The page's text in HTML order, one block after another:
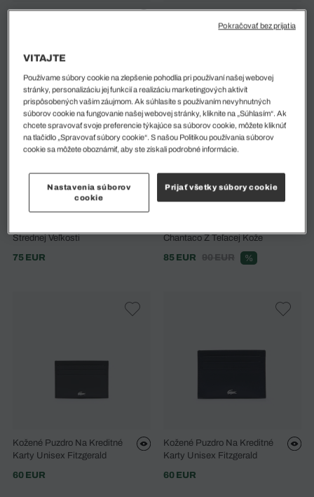
Strednej Veľkosti
75 EUR
Chantaco Z Teľacej Kože
85 EUR
90 EUR %
Kožené Puzdro Na Kreditné
Karty Unisex Fitzgerald
60 EUR
Kožené Puzdro Na Kreditné
Karty Unisex Fitzgerald
60 EUR
VITAJTE
Používame súbory cookie na zlepšenie pohodlia pri používaní našej webovej
stránky, personalizáciu jej funkcií a realizáciu marketingových aktivít
prispôsobených vašim záujmom. Ak súhlasíte s používaním nevyhnutných
súborov cookie na fungovanie našej webovej stránky, kliknite na „Súhlasím“. Ak
chcete spravovať svoje preferencie týkajúce sa súborov cookie, môžete kliknúť
na tlačidlo „Spravovať súbory cookie“. S našou Politikou používania súborov
cookie sa môžete oboznámiť, aby ste získali podrobné informácie.
Nastavenia súborov
cookie
Prijať všetky súbory cookie
Pokračovať bez prijatia